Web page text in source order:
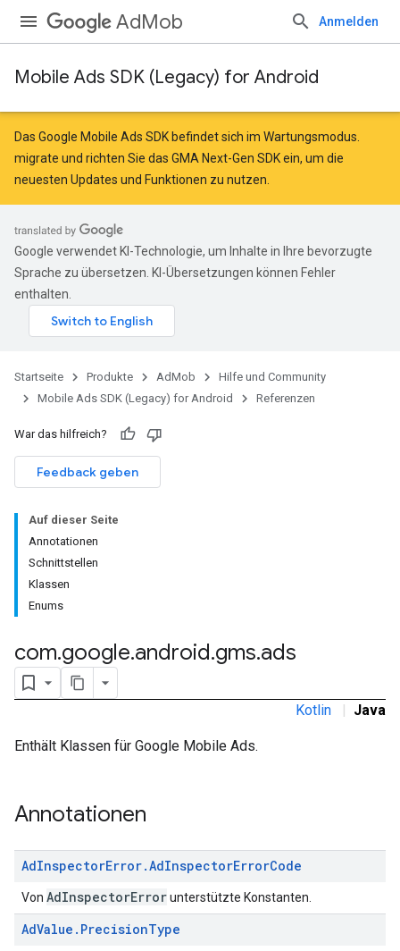
AdMob Anmelden
Mobile Ads SDK (Legacy) for Android
Das Google Mobile Ads SDK befindet sich im Wartungsmodus.
migrate und richten Sie das GMA Next-Gen SDK ein, um die
neuesten Updates und Funktionen zu nutzen.
Google verwendet KI-Technologie, um Inhalte in Ihre bevorzugte
Sprache zu übersetzen. KI-Übersetzungen können Fehler
enthalten.
Startseite Produkte AdMob
Hilfe und Community
Mobile Ads SDK (Legacy) for Android
Referenzen
War das hilfreich?
Feedback geben
Auf dieser Seite
Annotationen
Schnittstellen
Klassen
Enums
com.google.android.gms.ads
Kotlin | Java
Enthält Klassen für Google Mobile Ads.
Annotationen
AdInspectorError.AdInspectorErrorCode
Von AdInspectorErrorunterstützte Konstanten.
AdValue . PrecisionType